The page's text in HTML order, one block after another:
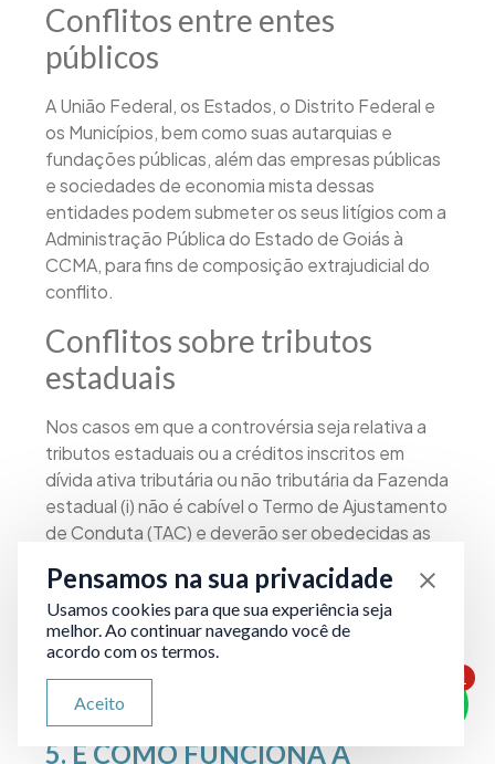
Conflitos entre entes
públicos
A União Federal, os Estados, o Distrito Federal e
os Municípios, bem como suas autarquias e
fundações públicas, além das empresas públicas
e sociedades de economia mista dessas
entidades podem submeter os seus litígios com a
Administração Pública do Estado de Goiás à
CCMA, para fins de composição extrajudicial do
conflito.
Conflitos sobre tributos
estaduais
Nos casos em que a controvérsia seja relativa a
tributos estaduais ou a créditos inscritos em
dívida ativa tributária ou não tributária da Fazenda
estadual (i) não é cabível o Termo de Ajustamento
de Conduta (TAC) e deverão ser obedecidas as
ao Conselho Administrativo Tributário (CAT), (iii) a
redução ou o cancelamento do crédito depende
de manifestação conjunta da Secretaria de
Estado da Fazenda.
5. E COMO FUNCIONA A
1
Pensamos na sua privacidade
Usamos cookies para que sua experiência seja
melhor. Ao continuar navegando você de
acordo com os termos.
Aceito